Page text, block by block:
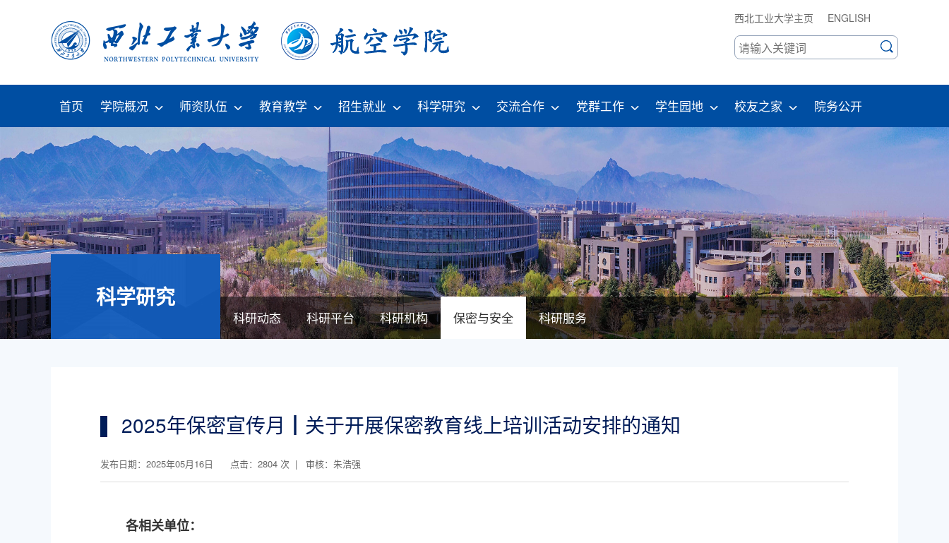
西北工业大学主页 ENGLISH
首页 学院概况 师资队伍 教育教学 招生就业 科学研究 交流合作 党群工作 学生园地 校友之家 院务公开
科学研究
科研动态 科研平台 科研机构 保密与安全 科研服务
2025年保密宣传月┃关于开展保密教育线上培训活动安排的通知
发布日期：2025年05月16日 点击： 2804 次 | 审核：朱浩强
各相关单位：